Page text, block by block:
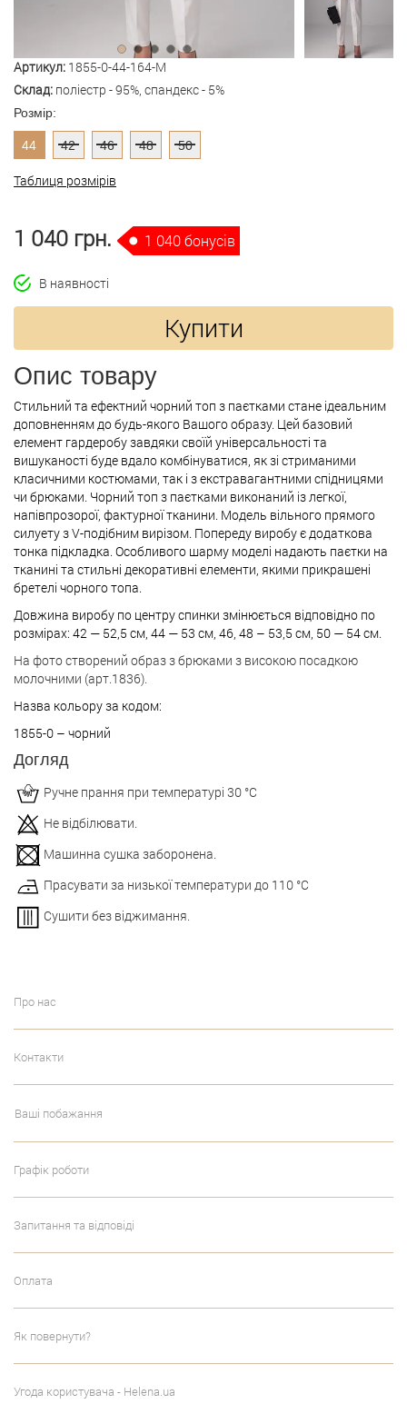
Артикул: 1855-0-44-164-M
Склад: поліестр - 95%, спандекс - 5%
Розмір:
44 42 46 48 50
Таблиця розмірів
1 040 грн. 1 040 бонусів
В наявності
Купити
Опис товару
Стильний та ефектний чорний топ з паєтками стане ідеальним
доповненням до будь-якого Вашого образу. Цей базовий
елемент гардеробу завдяки своїй універсальності та
вишуканості буде вдало комбінуватися, як зі стриманими
класичними костюмами, так і з екстравагантними спідницями
чи брюками. Чорний топ з паєтками виконаний із легкої,
напівпрозорої, фактурної тканини. Модель вільного прямого
силуету з V-подібним вирізом. Попереду виробу є додаткова
тонка підкладка. Особливого шарму моделі надають паєтки на
тканині та стильні декоративні елементи, якими прикрашені
бретелі чорного топа.
Довжина виробу по центру спинки змінюється відповідно по
розмірах: 42 — 52,5 см, 44 — 53 см, 46, 48 – 53,5 см, 50 — 54 см.
На фото створений образ з брюками з високою посадкою
молочними (арт.1836).
Назва кольору за кодом:
1855-0 – чорний
Догляд
Ручне прання при температурі 30 °С
Не відбілювати.
Машинна сушка заборонена.
Прасувати за низької температури до 110 °С
Сушити без віджимання.
Про нас
Контакти
Ваші побажання
Графік роботи
Запитання та відповіді
Оплата
Як повернути?
Угода користувача - Helena.ua